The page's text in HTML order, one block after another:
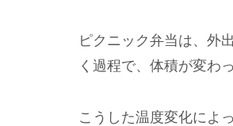
ピクニック弁当は、外
く過程で、体積が変わ
こうした温度変化によ